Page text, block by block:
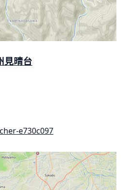
見晴台
e730c097